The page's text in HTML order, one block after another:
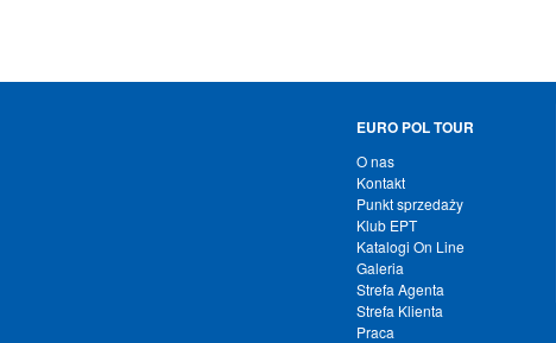
EURO POL TOUR
O nas
Kontakt
Punkt sprzedaży
Klub EPT
Katalogi On Line
Galeria
Strefa Agenta
Strefa Klienta
Praca